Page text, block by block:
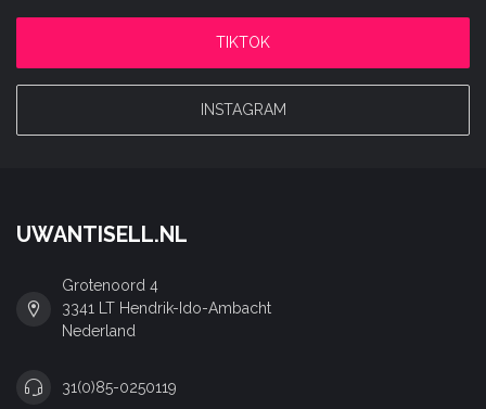
TIKTOK
INSTAGRAM
UWANTISELL.NL
Grotenoord 4
3341 LT Hendrik-Ido-Ambacht
Nederland
31(0)85-0250119